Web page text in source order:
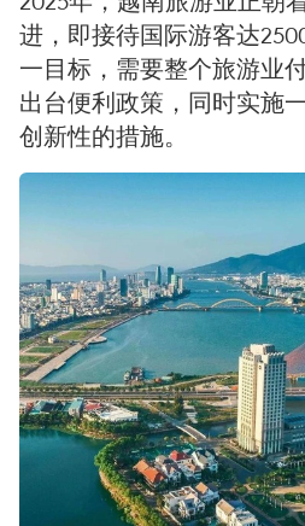
进，即接待国际游客达
一目标，需要整个旅游业
出台便利政策，同时实施
创新性的措施。